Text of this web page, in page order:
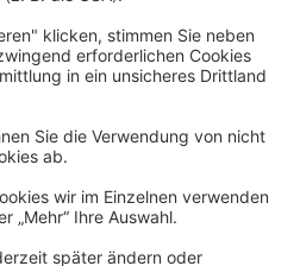
interessante Angebote.